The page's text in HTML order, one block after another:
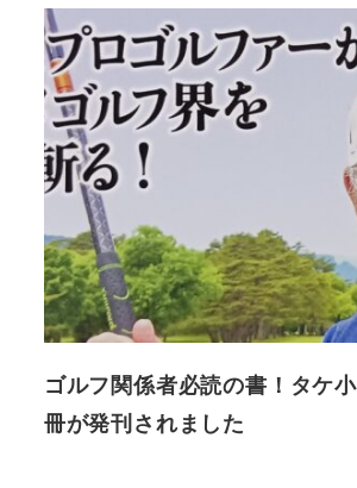
ゴルフ関係者必読の書！タケ
冊が発刊されました